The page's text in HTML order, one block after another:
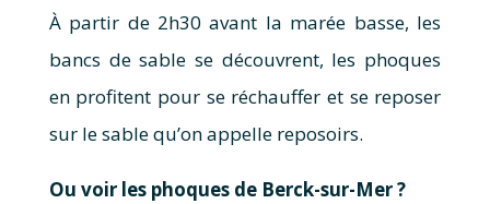
À partir de 2h30 avant la marée basse, les
bancs de sable se découvrent, les phoques
en profitent pour se réchauffer et se reposer
sur le sable qu’on appelle reposoirs.
Ou voir les phoques de Berck-sur-Mer ?